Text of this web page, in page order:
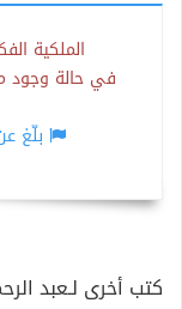
الملكية
في حالة وجود
بلّغ
كتب أخرى لـعبد